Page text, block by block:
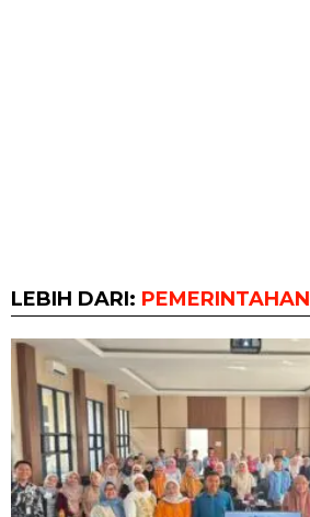
LEBIH DARI: PEMERINTAHAN